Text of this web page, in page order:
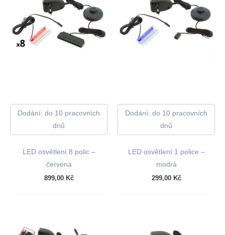
Dodání: do 10 pracovních
dnů
LED osvětlení 8 polic –
červená
899,00 Kč
Dodání: do 10 pracovních
dnů
LED osvětlení 1 police –
modrá
299,00 Kč